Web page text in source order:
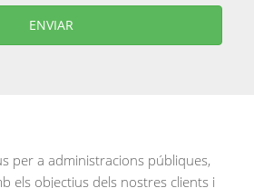
per a administracions públiques,
els objectius dels nostres clients i